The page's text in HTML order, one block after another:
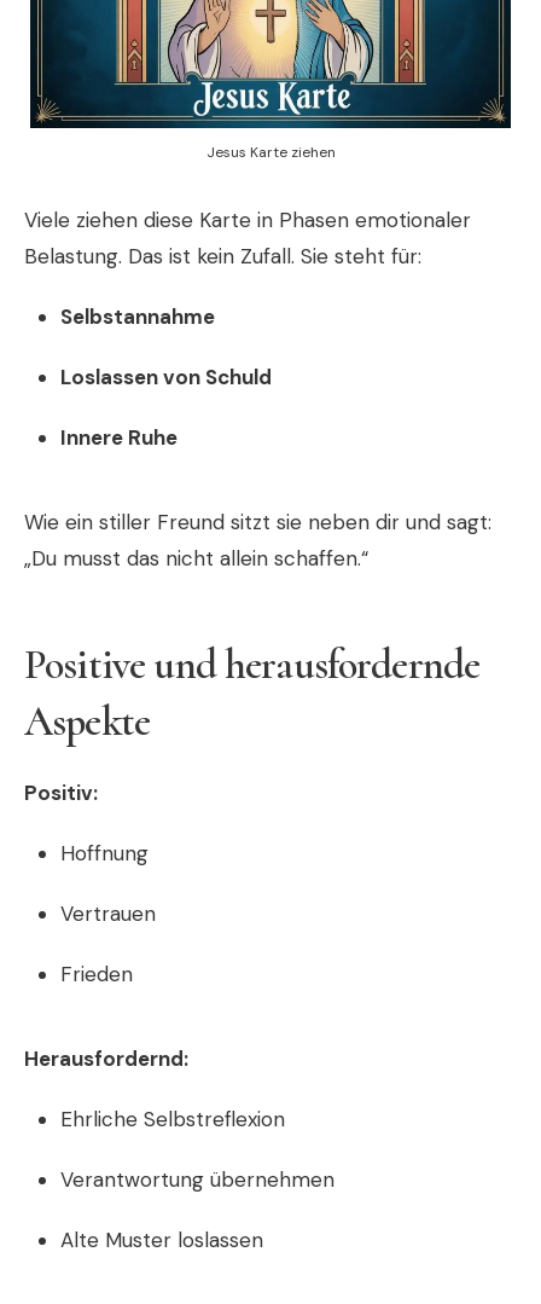
Jesus Karte ziehen
Viele ziehen diese Karte in Phasen emotionaler
Belastung. Das ist kein Zufall. Sie steht für:
Selbstannahme
Loslassen von Schuld
Innere Ruhe
Wie ein stiller Freund sitzt sie neben dir und sagt:
„Du musst das nicht allein schaffen.“
Positive und herausfordernde
Aspekte
Positiv:
Hoffnung
Vertrauen
Frieden
Herausfordernd:
Ehrliche Selbstreflexion
Verantwortung übernehmen
Alte Muster loslassen